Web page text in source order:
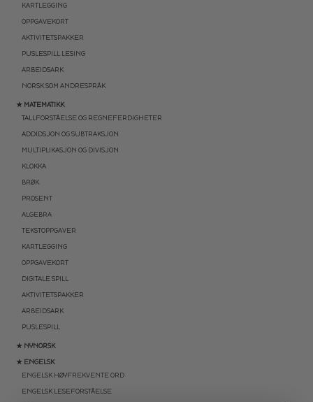
KARTLEGGING
OPPGAVEKORT
AKTIVITETSPAKKER
PUSLESPILL LESING
ARBEIDSARK
NORSK SOM ANDRESPRÅK
★ MATEMATIKK
TALLFORSTÅELSE OG REGNEFERDIGHETER
ADDIDSJON OG SUBTRAKSJON
MULTIPLIKASJON OG DIVISJON
KLOKKA
BRØK
PROSENT
ALGEBRA
TEKSTOPPGAVER
KARTLEGGING
OPPGAVEKORT
DIGITALE SPILL
AKTIVITETSPAKKER
ARBEIDSARK
PUSLESPILL
★ NYNORSK
★ ENGELSK
ENGELSK HØYFREKVENTE ORD
ENGELSK LESEFORSTÅELSE